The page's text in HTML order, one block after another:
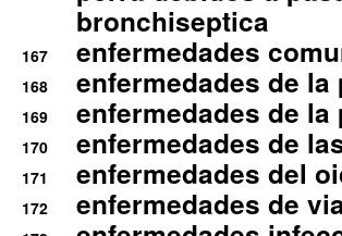
bronchiseptica
167 enfermedades
168 enfermedades de
169 enfermedades de
170 enfermedades de
171 enfermedades del
172 enfermedades de